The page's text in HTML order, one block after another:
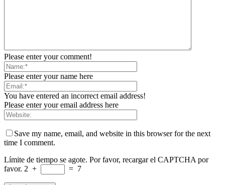
Please enter your comment!
Please enter your name here
You have entered an incorrect email address!
Please enter your email address here
Save my name, email, and website in this browser for the next
time I comment.
Límite de tiempo se agote. Por favor, recargar el CAPTCHA por
favor. 2 + = 7